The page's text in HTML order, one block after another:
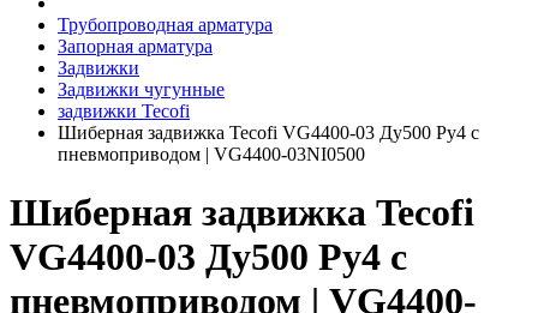
Трубопроводная арматура
Запорная арматура
Задвижки
Задвижки чугунные
задвижки Tecofi
Шиберная задвижка Tecofi VG4400-03 Ду500 Ру4 с
пневмоприводом | VG4400-03NI0500
Шиберная задвижка Tecofi
VG4400-03 Ду500 Ру4 с
пневмоприводом | VG4400-